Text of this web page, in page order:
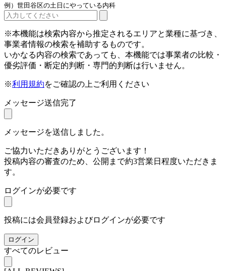
例）世田谷区の土日にやっている内科
※本機能は検索内容から推定されるエリアと業種に基づき、
事業者情報の検索を補助するものです。
いかなる内容の検索であっても、本機能では事業者の比較・
優劣評価・断定的判断・専門的判断は行いません。
※利用規約をご確認の上ご利用ください
メッセージ送信完了
メッセージを送信しました。
ご協力いただきありがとうございます！
投稿内容の審査のため、公開まで約3営業日程度いただきま
す。
ログインが必要です
投稿には会員登録およびログインが必要です
ログイン
すべてのレビュー